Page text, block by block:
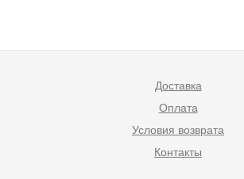
Доставка
Оплата
Условия возврата
Контакты